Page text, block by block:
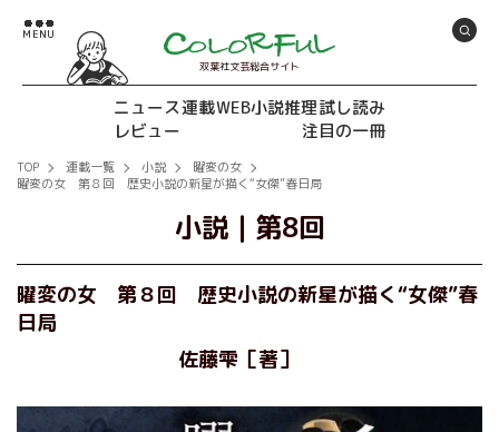
双葉社文芸総合サイト
ニュース連載WEB小説推理試し読み
レビュー
注目の一冊
TOP 連載一覧 小説
曜変の女
曜変の女 第８回 歴史小説の新星が描く“女傑”春日局
小説｜ 第8回
曜変の女 第８回 歴史小説の新星が描く“女傑”春
日局
佐藤雫［著］